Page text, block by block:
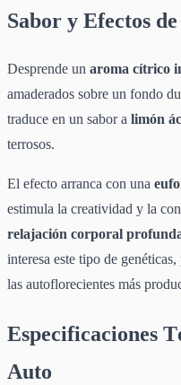
Sabor y Efectos
Desprende un aroma cítrico
amaderados sobre un fondo
traduce en un sabor a limón
terrosos.
El efecto arranca con una
estimula la creatividad y la
relajación corporal
interesa este tipo de
las autoflorecientes más
Especificaciones
Auto